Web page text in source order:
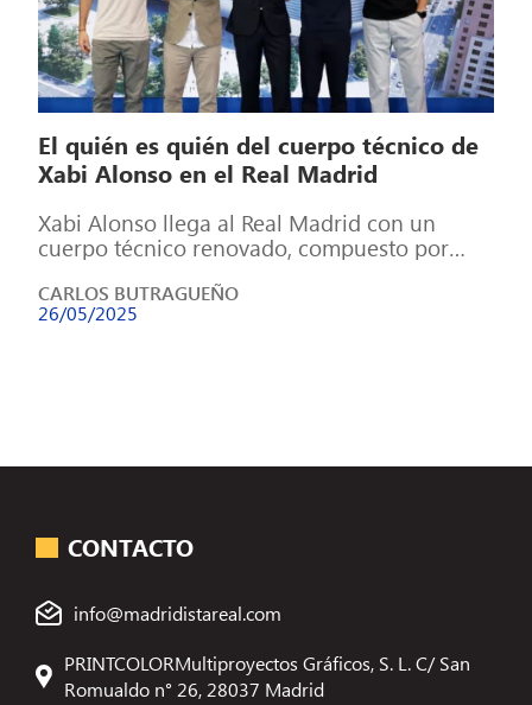
El quién es quién del cuerpo técnico de
Xabi Alonso en el Real Madrid
Xabi Alonso llega al Real Madrid con un
cuerpo técnico renovado, compuesto por
internacional. Este […]
CARLOS BUTRAGUEÑO
26/05/2025
CONTACTO
info@madridistareal.com
PRINTCOLORMultiproyectos Gráficos, S. L. C/ San
Romualdo n° 26, 28037 Madrid